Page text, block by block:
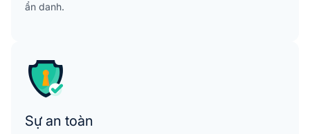
ẩn danh.
Sự an toàn